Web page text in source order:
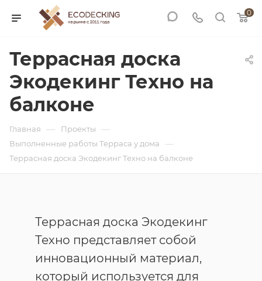
0
Террасная доска
Экодекинг Техно на
балконе
Главная — Проекты —
Выполненные работы Терраса у дома —
Террасная доска Экодекинг Техно на балконе
Террасная доска Экодекинг
Техно представляет собой
инновационный материал,
который используется для